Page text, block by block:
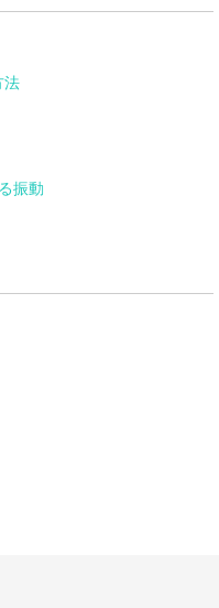
法
振動